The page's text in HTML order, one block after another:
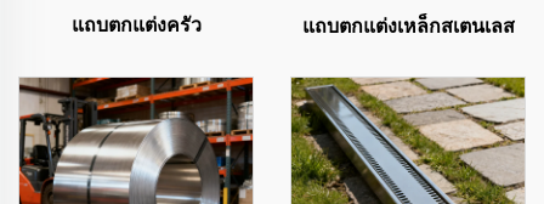
แถบตกแต่งครัว แถบตกแต่งเหล็กสเตนเลส